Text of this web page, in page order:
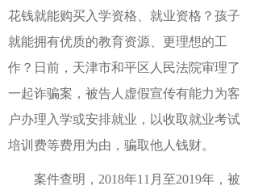
花钱就能购买入学资格、就业资格？孩子
就能拥有优质的教育资源、更理想的工
作？日前，天津市和平区人民法院审理了
一起诈骗案，被告人虚假宣传有能力为客
户办理入学或安排就业，以收取就业考试
培训费等费用为由，骗取他人钱财。
案件查明，2018年11月至2019年，被